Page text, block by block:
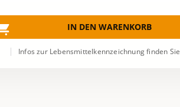
IN DEN WARENKORB
Infos zur Lebensmittelkennzeichnung finden Sie